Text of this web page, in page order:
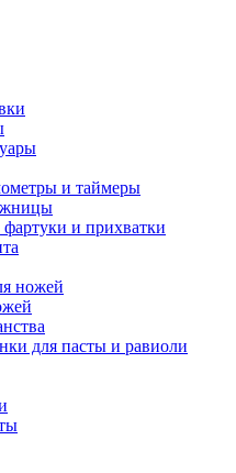
и таймеры
и прихватки
ножей
для пасты и равиоли